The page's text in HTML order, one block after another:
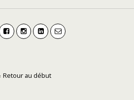
Retour au début